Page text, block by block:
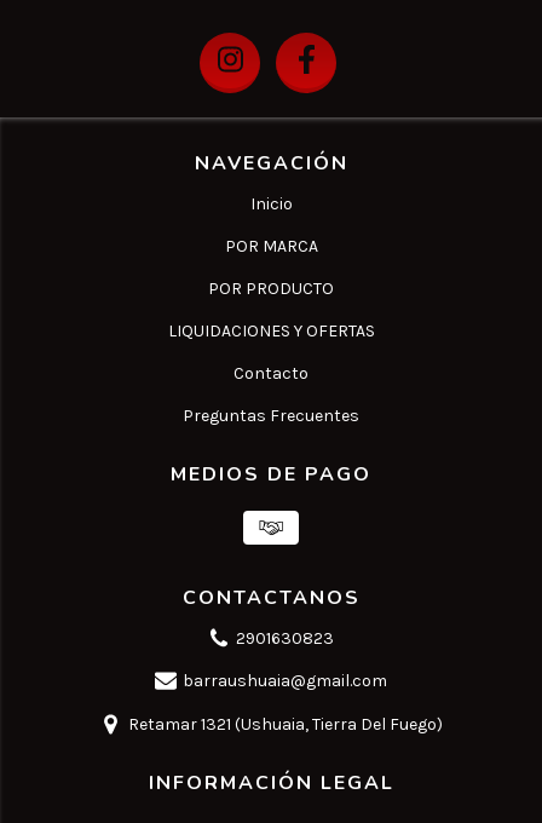
NAVEGACIÓN
Inicio
POR MARCA
POR PRODUCTO
LIQUIDACIONES Y OFERTAS
Contacto
Preguntas Frecuentes
MEDIOS DE PAGO
CONTACTANOS
2901630823
barraushuaia@gmail.com
Retamar 1321 (Ushuaia, Tierra Del Fuego)
INFORMACIÓN LEGAL